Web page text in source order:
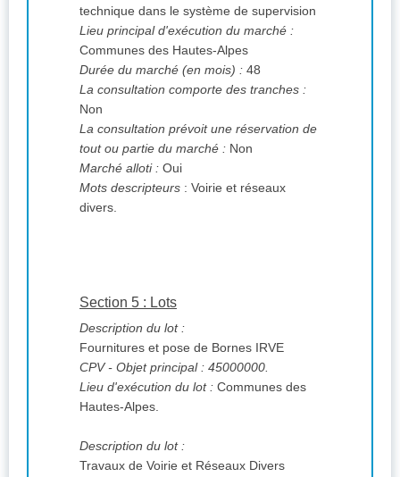
technique dans le système de supervision
Lieu principal d'exécution du marché :
Communes des Hautes-Alpes
Durée du marché (en mois) : 48
La consultation comporte des tranches :
Non
La consultation prévoit une réservation de
tout ou partie du marché : Non
Marché alloti : Oui
Mots descripteurs : Voirie et réseaux
divers.
Section 5 : Lots
Description du lot :
Fournitures et pose de Bornes IRVE
CPV- Objet principal : 45000000.
Lieu d'exécution du lot : Communes des
Hautes-Alpes.
Description du lot :
Travaux de Voirie et Réseaux Divers